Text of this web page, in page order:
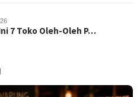
7 Toko Oleh-Oleh P…